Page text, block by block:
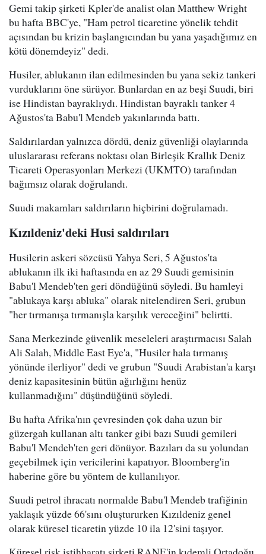
Gemi takip şirketi Kpler'de analist olan Matthew Wright
bu hafta BBC'ye, "Ham petrol ticaretine yönelik tehdit
açısından bu krizin başlangıcından bu yana yaşadığımız en
kötü dönemdeyiz" dedi.
Husiler, ablukanın ilan edilmesinden bu yana sekiz tankeri
vurduklarını öne sürüyor. Bunlardan en az beşi Suudi, biri
ise Hindistan bayraklıydı. Hindistan bayraklı tanker 4
Ağustos'ta Babu'l Mendeb yakınlarında battı.
Saldırılardan yalnızca dördü, deniz güvenliği olaylarında
uluslararası referans noktası olan Birleşik Krallık Deniz
Ticareti Operasyonları Merkezi (UKMTO) tarafından
bağımsız olarak doğrulandı.
Suudi makamları saldırıların hiçbirini doğrulamadı.
Kızıldeniz'deki Husi saldırıları
Husilerin askeri sözcüsü Yahya Seri, 5 Ağustos'ta
ablukanın ilk iki haftasında en az 29 Suudi gemisinin
Babu'l Mendeb'ten geri döndüğünü söyledi. Bu hamleyi
"ablukaya karşı abluka" olarak nitelendiren Seri, grubun
"her tırmanışa tırmanışla karşılık vereceğini" belirtti.
Sana Merkezinde güvenlik meseleleri araştırmacısı Salah
Ali Salah, Middle East Eye'a, "Husiler hala tırmanış
yönünde ilerliyor" dedi ve grubun "Suudi Arabistan'a karşı
deniz kapasitesinin bütün ağırlığını henüz
kullanmadığını" düşündüğünü söyledi.
Bu hafta Afrika'nın çevresinden çok daha uzun bir
güzergah kullanan altı tanker gibi bazı Suudi gemileri
Babu'l Mendeb'ten geri dönüyor. Bazıları da su yolundan
geçebilmek için vericilerini kapatıyor. Bloomberg'in
haberine göre bu yöntem de kullanılıyor.
Suudi petrol ihracatı normalde Babu'l Mendeb trafiğinin
yaklaşık yüzde 66'sını oluştururken Kızıldeniz genel
olarak küresel ticaretin yüzde 10 ila 12'sini taşıyor.